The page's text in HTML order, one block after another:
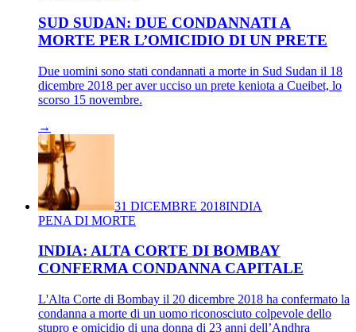
SUD SUDAN: DUE CONDANNATI A
MORTE PER L’OMICIDIO DI UN PRETE
Due uomini sono stati condannati a morte in Sud Sudan il 18
dicembre 2018 per aver ucciso un prete keniota a Cueibet, lo
scorso 15 novembre.
→
31 DICEMBRE 2018INDIA
PENA DI MORTE
INDIA: ALTA CORTE DI BOMBAY
CONFERMA CONDANNA CAPITALE
L'Alta Corte di Bombay il 20 dicembre 2018 ha confermato la
condanna a morte di un uomo riconosciuto colpevole dello
stupro e omicidio di una donna di 23 anni dell’Andhra